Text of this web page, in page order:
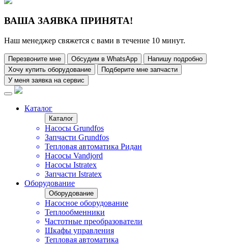
ВАША ЗАЯВКА ПРИНЯТА!
Наш менеджер свяжется с вами в течение 10 минут.
Перезвоните мне Обсудим в WhatsApp
Напишу подробно
Хочу купить оборудование
Подберите мне запчасти
У меня заявка на сервис
Каталог
Каталог
Насосы Grundfos
Запчасти Grundfos
Тепловая автоматика Ридан
Насосы Vandjord
Насосы Istratex
Запчасти Istratex
Оборудование
Оборудование
Насосное оборудование
Теплообменники
Частотные преобразователи
Шкафы управления
Тепловая автоматика